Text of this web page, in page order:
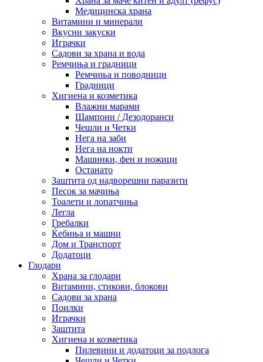
Медицинска храна
Витамини и минерали
Вкусни закуски
Играчки
Садови за храна и вода
Ремчиња и градници
Ремчиња и поводници
Градници
Хигиена и козметика
Влажни марами
Шампони / Дезодоранси
Чешли и Четки
Нега на заби
Нега на нокти
Машинки, фен и ножици
Останато
Заштита од надворешни паразити
Песок за мачиња
Тоалети и лопатчиња
Легла
Гребалки
Ќебиња и машни
Дом и Транспорт
Додатоци
Глодари
Храна за глодари
Витамини, стикови, блокови
Садови за храна
Поилки
Играчки
Заштита
Хигиена и козметика
Пилевини и додатоци за подлога